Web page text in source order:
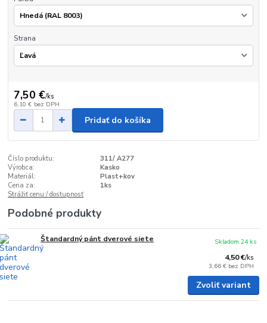
Strana
7,50 €/ks
6,10 € bez DPH
Pridať do košíka
Číslo produktu:
311/ A277
Výrobca:
Kasko
Materiál:
Plast+kov
Cena za:
1ks
Strážiť cenu / dostupnosť
Podobné produkty
Štandardný pánt dverové siete
4,50 €/ks
3,66 € bez DPH
Skladom 24 ks
Zvoliť variant